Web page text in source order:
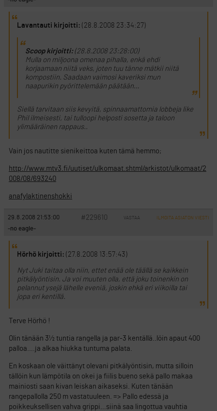
Lavantauti kirjoitti: (28.8.2008 23:34:27)
Scoop kirjoitti:(28.8.2008 23:28:00)
Mulla on miljoona omenaa pihalla, enkä ehdi
korjaamaan niitä veks, joten tuu tänne mätkii niitä
kompostiin. Saadaan vaimosi kaveriksi mun
naapurikin pyörittelemään päätään…
Siellä tarvitaan siis kevyitä, spinnaamattomia lobbeja like
Phil ilmeisesti, tai tulloopi helposti sosetta ja taloon
ylimääräinen rappaus..
Vain jos nautitte sienikeittoa kuten tämä hemmo;
http://www.mtv3.fi/uutiset/ulkomaat.shtml/arkistot/ulkomaat/2
008/08/693240
anafylaktinenshokki
29.8.2008 21:53:00 #229610 VASTAA ILMOITA ASIATON VIESTI
-no eagle-
Hörhö kirjoitti: (27.8.2008 13:57:43)
Nyt Juki taitaa olla niin, ettet enää ole täällä se kaikkein
pitkälyöntisin. Ja voi muuten olla, että joku toinenkin on
pelannut ysejä lähelle eveniä, joskin ehkä eri viikoilla tai
jopa eri kentillä.
Terve Hörhö !
Olin tänään 3½ tuntia rangella ja par-3 kentällä..löin apaut 400
palloa….ja alkaa hiukka tuntuma palata.
En koskaan ole väittänyt olevani pitkälyöntisin, mutta silloin
tällöin kun lämpötila on okei ja fiilis bueno sekä pallo makaa
mainiosti saan kivan leiskan aikaseksi. Kuten tänään
rangepallolla 250 m vastatuuleen. => Pallo edessä ja
poikkeuksellisen vahva grippi…siinä saa lingottua vauhtia